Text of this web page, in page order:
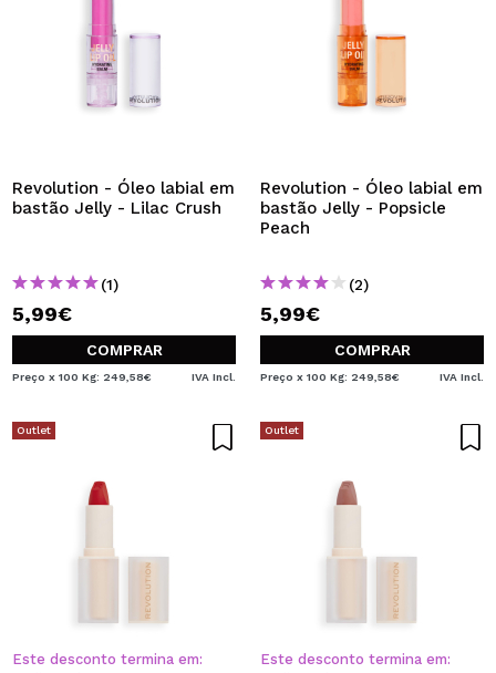
Revolution - Óleo labial em
bastão Jelly - Lilac Crush
(1)
5,99€
COMPRAR
Preço x 100 Kg: 249,58€ IVA Incl.
Revolution - Óleo labial em
bastão Jelly - Popsicle
Peach
(2)
5,99€
COMPRAR
Preço x 100 Kg: 249,58€ IVA Incl.
Outlet
Este desconto termina em:
Outlet
Este desconto termina em: